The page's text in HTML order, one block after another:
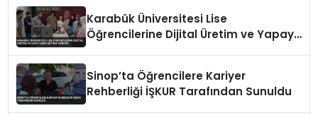
Karabük Üniversitesi Lise
Öğrencilerine Dijital Üretim ve Yapay
Sinop’ta Öğrencilere Kariyer
Rehberliği İŞKUR Tarafından Sunuldu